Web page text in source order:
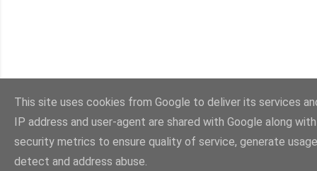
This site uses cookies from Google to deliver its services
IP address and user-agent are shared with Google along
security metrics to ensure quality of service, generate
detect and address abuse.